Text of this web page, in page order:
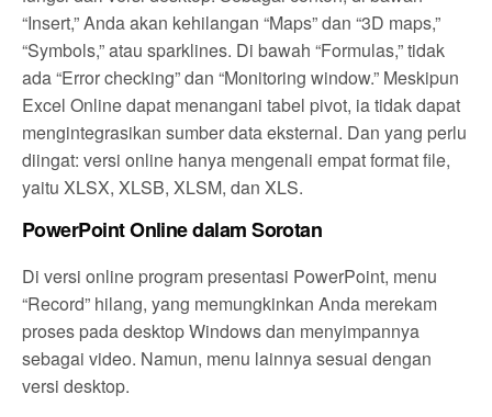
“Insert,” Anda akan kehilangan “Maps” dan “3D maps,”
“Symbols,” atau sparklines. Di bawah “Formulas,” tidak
ada “Error checking” dan “Monitoring window.” Meskipun
Excel Online dapat menangani tabel pivot, ia tidak dapat
mengintegrasikan sumber data eksternal. Dan yang perlu
diingat: versi online hanya mengenali empat format file,
yaitu XLSX, XLSB, XLSM, dan XLS.
PowerPoint Online dalam Sorotan
Di versi online program presentasi PowerPoint, menu
“Record” hilang, yang memungkinkan Anda merekam
proses pada desktop Windows dan menyimpannya
sebagai video. Namun, menu lainnya sesuai dengan
versi desktop.